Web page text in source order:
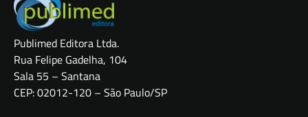
Publimed Editora Ltda.
Rua Felipe Gadelha, 104
Sala 55 – Santana
CEP: 02012-120 – São Paulo/SP